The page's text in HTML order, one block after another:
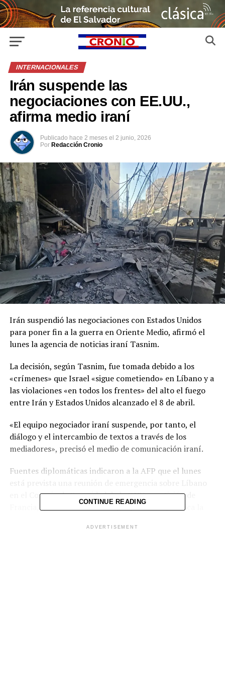
INTERNACIONALES
Irán suspende las
negociaciones con EE.UU.,
afirma medio iraní
Publicado hace 2 meses el 2 junio, 2026
Por Redacción Cronio
Irán suspendió las negociaciones con Estados Unidos
para poner fin a la guerra en Oriente Medio, afirmó el
lunes la agencia de noticias iraní Tasnim.
La decisión, según Tasnim, fue tomada debido a los
«crímenes» que Israel «sigue cometiendo» en Líbano y a
las violaciones «en todos los frentes» del alto el fuego
entre Irán y Estados Unidos alcanzado el 8 de abril.
«El equipo negociador iraní suspende, por tanto, el
diálogo y el intercambio de textos a través de los
mediadores», precisó el medio de comunicación iraní.
Fuentes diplomáticas indicaron a la AFP que el lunes
está prevista una reunión de emergencia sobre Líbano
en el Consejo de Seguridad de la ONU, a petición de
Francia, que declaró el domingo que «nada justifica la
CONTINUE READING
ADVERTISEMENT